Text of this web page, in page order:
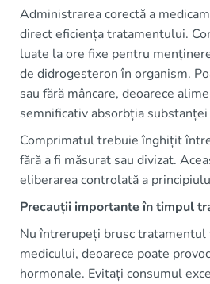
Administrarea corectă a
direct eficiența tratamentului.
luate la ore fixe pentru
de didrogesteron în organism.
sau fără mâncare, deoarece
semnificativ absorbția substanței
Comprimatul trebuie înghițit
fără a fi măsurat sau divizat.
eliberarea controlată a
Precauții importante în timpul
Nu întrerupeți brusc tratamentul
medicului, deoarece poate
hormonale. Evitați consumul